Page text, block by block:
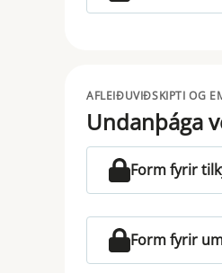
AFLEIÐUVIÐSKIPTI OG
Undanþága
Form fyrir
Form fyrir